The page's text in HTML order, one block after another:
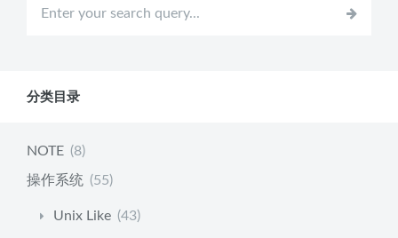
分类目录
NOTE (8)
操作系统 (55)
Unix Like (43)